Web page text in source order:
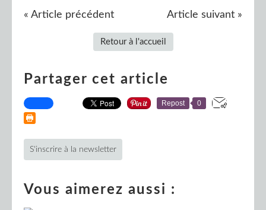
« Article précédent Article suivant »
Retour à l'accueil
Partager cet article
Repost 0
S'inscrire à la newsletter
Vous aimerez aussi :